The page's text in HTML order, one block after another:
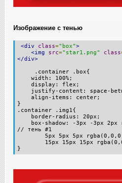
Изображение с тенью
<div class="box">
<img
src="star1.png" class
</div>
.container .box{
width: 100%;
display: flex;
justify-content: space-
align-items: center;
}
.container .img1{
border-radius: 20px;
box-shadow: -3px -3px 2px
// тень #1
5px 5px 5px
15px 15px 15px
}